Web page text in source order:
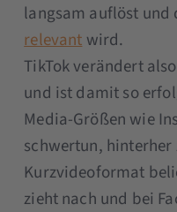
langsam auflöst und
relevantwird.
TikTok verändert
und ist damit so
Media-Größen wie
schwertun, hinterher
Kurzvideoformat
zieht nach und bei